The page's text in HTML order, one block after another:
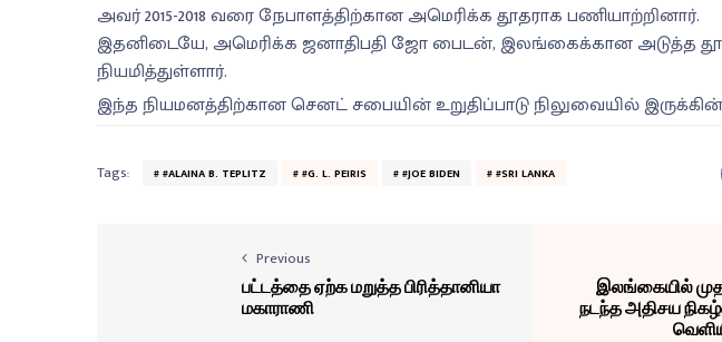
அவர் 2015-2018 வரை நேபாளத்திற்கான அமெரிக்க தூதராக பணியாற்றினார்.
இதனிடையே, அமெரிக்க ஜனாதிபதி ஜோ பைடன், இலங்கைக்கான அடுத்த
நியமித்துள்ளார்.
இந்த நியமனத்திற்கான செனட் சபையின் உறுதிப்பாடு நிலுவையில்
Tags: #ALAINA B. TEPLITZ #G. L. PEIRIS #JOE BIDEN #SRI LANKA
Previous
பட்டத்தை ஏற்க மறுத்த பிரித்தானியா
மகாராணி
இலங்கையில்
நடந்த அதிசய